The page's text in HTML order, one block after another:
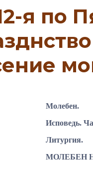
я по
Молебен.
Исповедь.
Литургия.
МОЛЕБЕН